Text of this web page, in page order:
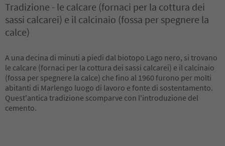
Tradizione - le calcare (fornaci per la cottura dei
sassi calcarei) e il calcinaio (fossa per spegnere la
calce)
A una decina di minuti a piedi dal biotopo Lago nero, si trovano
le calcare (fornaci per la cottura dei sassi calcarei) e il calcinaio
(fossa per spegnere la calce) che fino al 1960 furono per molti
abitanti di Marlengo luogo di lavoro e fonte di sostentamento.
Quest'antica tradizione scomparve con l'introduzione del
cemento.